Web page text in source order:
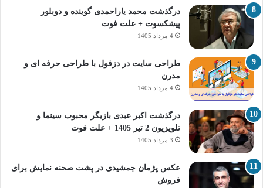
درگذشت محمد یاراحمدی گوینده و دوبلور
پیشکسوت + علت فوت
4 مرداد 1405
طراحی سایت در دزفول با طراحی حرفه‌ ای و
مدرن
4 مرداد 1405
درگذشت اکبر عبدی بازیگر محبوب سینما و
تلویزیون 2 تیر 1405 + علت فوت
3 مرداد 1405
عکس پژمان جمشیدی در پشت صحنه نمایش برای
فروش